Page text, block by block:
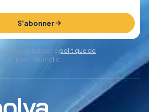
S'abonner
acceptez notrepolitique de
en un clic.